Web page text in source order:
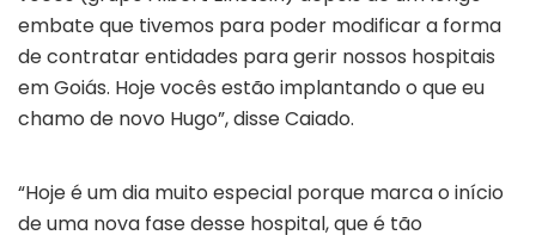
embate que tivemos para poder modificar a forma
de contratar entidades para gerir nossos hospitais
em Goiás. Hoje vocês estão implantando o que eu
chamo de novo Hugo”, disse Caiado.
“Hoje é um dia muito especial porque marca o início
de uma nova fase desse hospital, que é tão